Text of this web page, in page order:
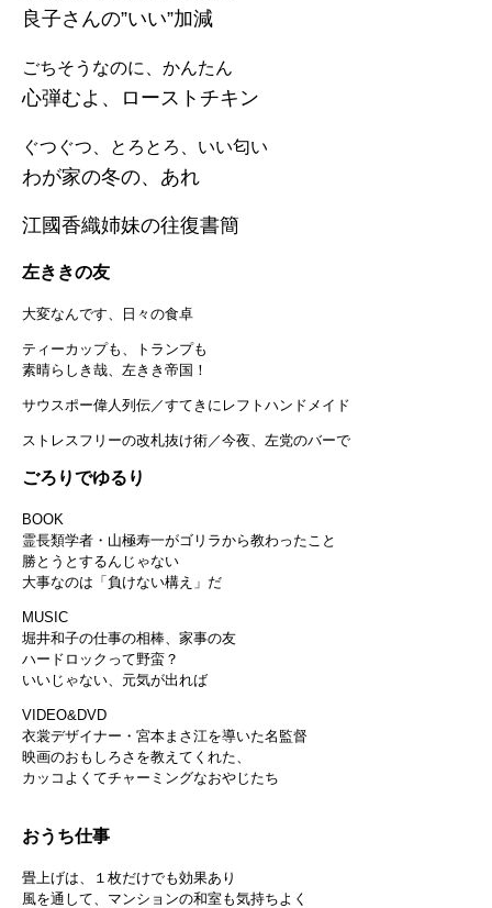
良子さんの”いい”加減
ごちそうなのに、かんたん
心弾むよ、ローストチキン
ぐつぐつ、とろとろ、いい匂い
わが家の冬の、あれ
江國香織姉妹の往復書簡
左ききの友
大変なんです、日々の食卓
ティーカップも、トランプも
素晴らしき哉、左きき帝国！
サウスポー偉人列伝／すてきにレフトハンドメイド
ストレスフリーの改札抜け術／今夜、左党のバーで
ごろりでゆるり
BOOK
霊長類学者・山極寿一がゴリラから教わったこと
勝とうとするんじゃない
大事なのは「負けない構え」だ
MUSIC
堀井和子の仕事の相棒、家事の友
ハードロックって野蛮？
いいじゃない、元気が出れば
VIDEO&DVD
衣裳デザイナー・宮本まさ江を導いた名監督
映画のおもしろさを教えてくれた、
カッコよくてチャーミングなおやじたち
おうち仕事
畳上げは、１枚だけでも効果あり
風を通して、マンションの和室も気持ちよく